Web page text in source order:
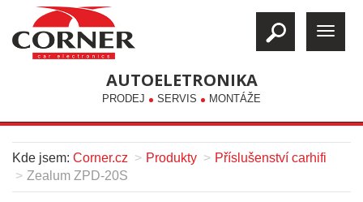
AUTOELETRONIKA
PRODEJ SERVIS MONTÁŽE
Kde jsem: Corner.cz Produkty
Příslušenství carhifi
Zealum ZPD-20S